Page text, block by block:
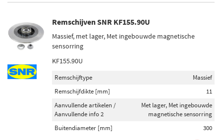
Remschijven SNR KF155.90U
Massief, met lager, Met ingebouwde magnetische
sensorring
KF155.90U
Remschijftype
Massief
Remschijfdikte [mm]
11
Aanvullende artikelen /
Aanvullende info 2
Met lager, Met ingebouwde
magnetische sensorring
Buitendiameter [mm]
300